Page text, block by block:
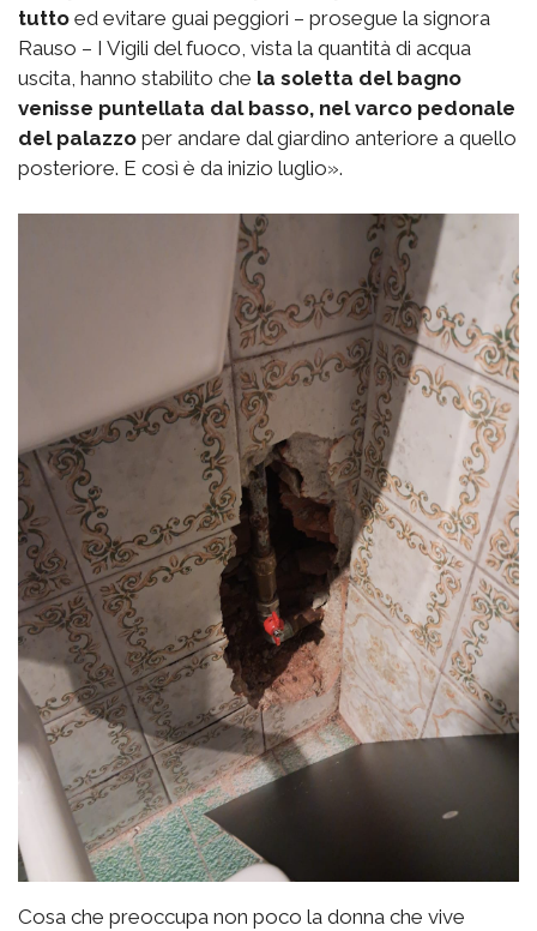
tutto ed evitare guai peggiori – prosegue la signora
Rauso – I Vigili del fuoco, vista la quantità di acqua
uscita, hanno stabilito che la soletta del bagno
venisse puntellata dal basso, nel varco pedonale
del palazzo per andare dal giardino anteriore a quello
posteriore. E così è da inizio luglio».
Cosa che preoccupa non poco la donna che vive